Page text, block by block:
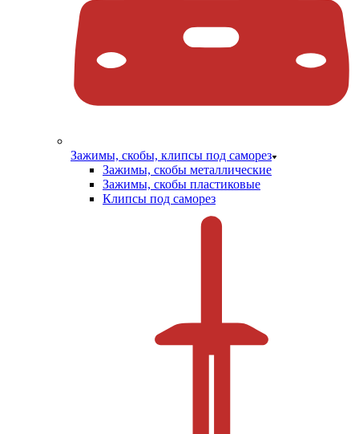
Зажимы, скобы, клипсы под саморез
Зажимы, скобы металлические
Зажимы, скобы пластиковые
Клипсы под саморез